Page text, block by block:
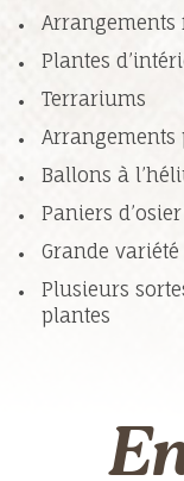
Arrangements
Plantes
Terrariums
Arrangements
Ballons à
Paniers d’osier
Grande variété
Plusieurs
plantes